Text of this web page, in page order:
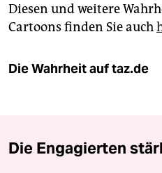
Diesen und weitere
Cartoons finden Sie auch
Die Wahrheit auf taz.de
Die Engagierten